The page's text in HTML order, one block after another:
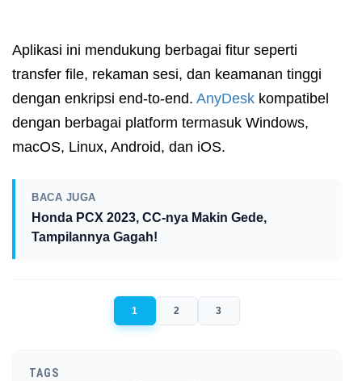
Aplikasi ini mendukung berbagai fitur seperti
transfer file, rekaman sesi, dan keamanan tinggi
dengan enkripsi end-to-end. AnyDesk kompatibel
dengan berbagai platform termasuk Windows,
macOS, Linux, Android, dan iOS.
BACA JUGA
Honda PCX 2023, CC-nya Makin Gede,
Tampilannya Gagah!
1 2 3
TAGS